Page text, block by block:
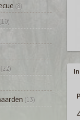
(8)
(10)
(22)
(13)